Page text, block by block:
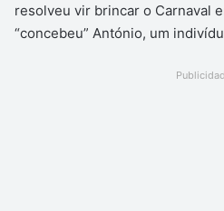
resolveu vir brincar o Carnaval
“concebeu” António, um